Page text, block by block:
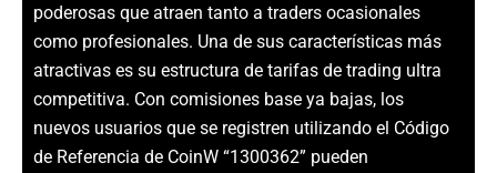
poderosas que atraen tanto a traders ocasionales
como profesionales. Una de sus características más
atractivas es su estructura de tarifas de trading ultra
competitiva. Con comisiones base ya bajas, los
nuevos usuarios que se registren utilizando el Código
de Referencia de CoinW “1300362” pueden